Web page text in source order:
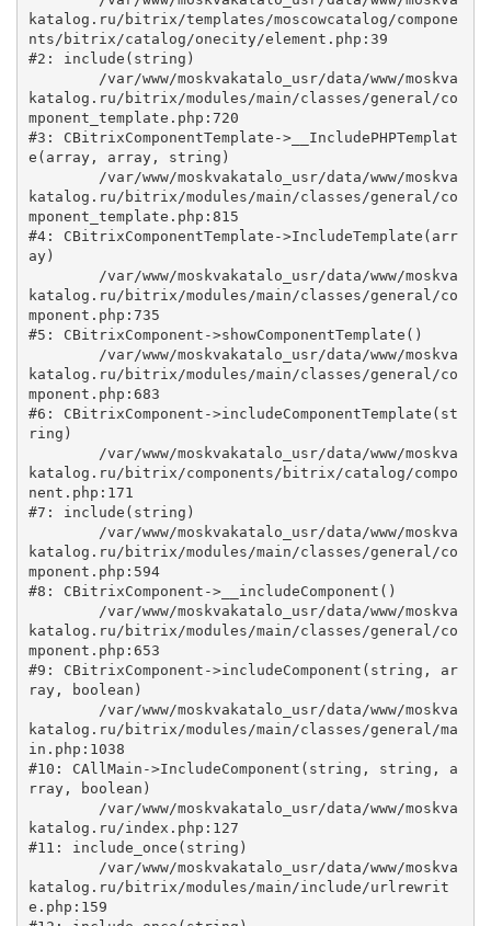
katalog.ru/bitrix/templates/moscowcatalog/compone
nts/bitrix/catalog/onecity/element.php:39
#2: include(string)
katalog.ru/bitrix/modules/main/classes/general/co
mponent_template.php:720
#3: CBitrixComponentTemplate->__IncludePHPTemplat
e(array, array, string)
katalog.ru/bitrix/modules/main/classes/general/co
mponent_template.php:815
#4: CBitrixComponentTemplate->IncludeTemplate(arr
ay)
katalog.ru/bitrix/modules/main/classes/general/co
mponent.php:735
#5: CBitrixComponent->showComponentTemplate()
katalog.ru/bitrix/modules/main/classes/general/co
mponent.php:683
#6: CBitrixComponent->includeComponentTemplate(st
ring)
katalog.ru/bitrix/components/bitrix/catalog/compo
nent.php:171
#7: include(string)
katalog.ru/bitrix/modules/main/classes/general/co
mponent.php:594
#8: CBitrixComponent->__includeComponent()
katalog.ru/bitrix/modules/main/classes/general/co
mponent.php:653
#9: CBitrixComponent->includeComponent(string, ar
ray, boolean)
katalog.ru/bitrix/modules/main/classes/general/ma
in.php:1038
#10: CAllMain->IncludeComponent(string, string, a
rray, boolean)
katalog.ru/index.php:127
#11: include_once(string)
katalog.ru/bitrix/modules/main/include/urlrewrit
e.php:159